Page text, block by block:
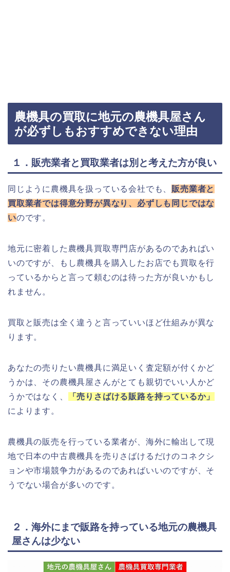
農機具の買取に地元の農機具屋さん
が必ずしもおすすめできない理由
１．販売業者と買取業者は別と考えた方が良い
同じように農機具を扱っている会社でも、 販売業者と
買取業者では得意分野が異なり、必ずしも同じではな
いのです。
地元に密着した農機具買取専門店があるのであればい
いのですが、もし農機具を購入したお店でも買取を行
っているからと言って頼むのは待った方が良いかもし
れません。
買取と販売は全く違うと言っていいほど仕組みが異な
ります。
あなたの売りたい農機具に満足いく査定額が付くかど
うかは、その農機具屋さんがとても親切でいい人かど
うかではなく、
「売りさばける販路を持っているか」
によります。
農機具の販売を行っている業者が、海外に輸出して現
地で日本の中古農機具を売りさばけるだけのコネクシ
ョンや市場競争力があるのであればいいのですが、そ
うでない場合が多いのです。
２．海外にまで販路を持っている地元の農機具
屋さんは少ない